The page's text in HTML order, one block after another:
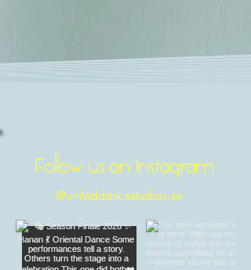
Follow us on Instagram
@uniteddancestudios.se